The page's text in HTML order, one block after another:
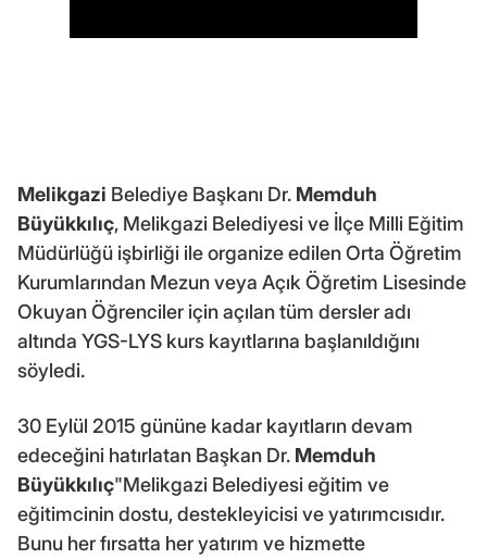
Melikgazi Belediye Başkanı Dr. Memduh
Büyükkılıç, Melikgazi Belediyesi ve İlçe Milli Eğitim
Müdürlüğü işbirliği ile organize edilen Orta Öğretim
Kurumlarından Mezun veya Açık Öğretim Lisesinde
Okuyan Öğrenciler için açılan tüm dersler adı
altında YGS-LYS kurs kayıtlarına başlanıldığını
söyledi.
30 Eylül 2015 gününe kadar kayıtların devam
edeceğini hatırlatan Başkan Dr. Memduh
Büyükkılıç"Melikgazi Belediyesi eğitim ve
eğitimcinin dostu, destekleyicisi ve yatırımcısıdır.
Bunu her fırsatta her yatırım ve hizmette